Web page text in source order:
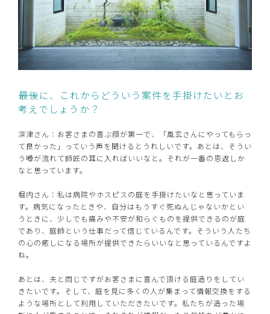
――最後に、これからどういう案件を手掛けたいとお
考えでしょうか？
深津さん：お客さまの喜ぶ顔が第一で、「風玄さんにやってもらっ
て良かった」っていう声を聞けるとうれしいです。あとは、そうい
う噂が流れて師匠の耳に入ればいいなと。それが一番の恩返しか
なと思っています。
堀内さん：私は病院やホスピスの庭を手掛けたいなと思っていま
す。病気になったときや、自分はもうすぐ死ぬんじゃないかとい
うときに、少しでも痛みや不安が和らぐものを提供できるのが庭
であり、庭師という仕事だって信じているんです。そういう人たち
の心の癒しになる場所が提供できたらいいなと思っているんですよ
ね。
あとは、夫と同じですがお客さまに喜んで頂ける庭造りをしてい
きたいです。そして、庭を見に多くの人が集まって情報交換をする
ような場所として利用していただきたいです。私たちが造った場